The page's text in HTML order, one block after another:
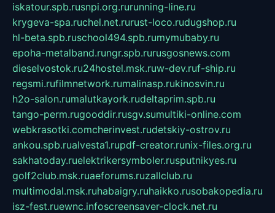
iskatour.spb.rusnpi.org.rurunning-line.ru
krygeva-spa.ruchel.net.rurust-loco.rudugshop.ru
hl-beta.spb.ruschool494.spb.rumymubaby.ru
epoha-metalband.rungr.spb.rurusgosnews.com
dieselvostok.ru24hostel.msk.ruw-dev.ruf-ship.ru
regsmi.rufilmnetwork.rumalinasp.rukinosvin.ru
h2o-salon.rumalutkayork.rudeltaprim.spb.ru
tango-perm.rugooddir.rusgv.sumultiki-online.com
webkrasotki.comcherinvest.rudetskiy-ostrov.ru
ankou.spb.rualvesta1.rupdf-creator.runix-files.org.ru
sakhatoday.ruelektrikersymboler.rusputnikyes.ru
golf2club.msk.ruaeforums.ruzallclub.ru
multimodal.msk.ruhabaigry.ruhaikko.rusobakopedia.ru
isz-fest.ruewnc.infoscreensaver-clock.net.ru